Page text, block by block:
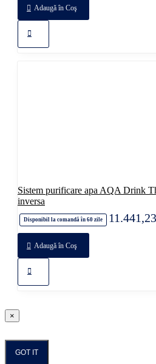
Adaugă în Coş
Sistem purificare apa AQA Drink
inversa
Disponibil la comandă în 60 zile
Adaugă în Coş
×
GOT IT